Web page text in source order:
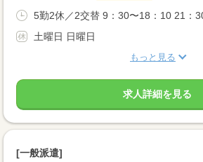
5勤2休／2交替 9：30〜18：10 21：
土曜日 日曜日
もっと見る
求人詳細を見る
[一般派遣]